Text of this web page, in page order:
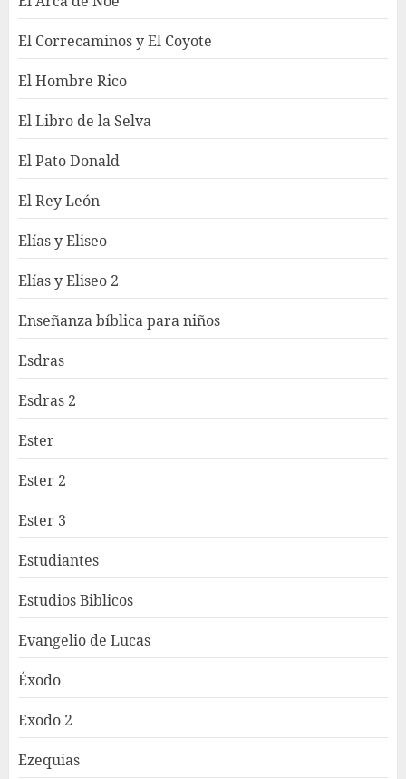
El Correcaminos y El Coyote
El Hombre Rico
El Libro de la Selva
El Pato Donald
El Rey León
Elías y Eliseo
Elías y Eliseo 2
Enseñanza bíblica para niños
Esdras
Esdras 2
Ester
Ester 2
Ester 3
Estudiantes
Estudios Biblicos
Evangelio de Lucas
Éxodo
Exodo 2
Ezequias